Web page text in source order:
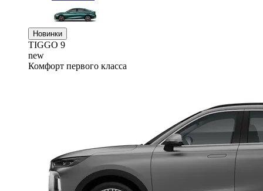
Новинки
TIGGO 9
new
Комфорт первого класса